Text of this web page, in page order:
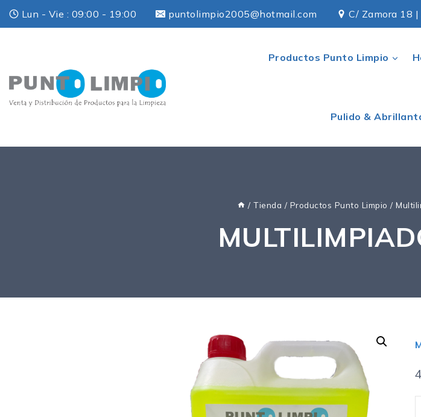
Lun - Vie : 09:00 - 19:00 puntolimpio2005@hotmail.com C/ Zamora 18
Productos Punto Limpio
Pulido &
/ Tienda / Productos Punto Limpio /